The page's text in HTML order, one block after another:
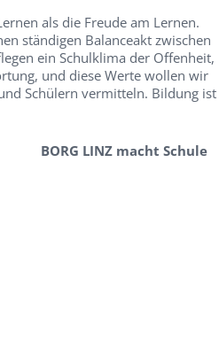
als die Freude am Lernen.
ständigen Balanceakt zwischen
ein Schulklima der Offenheit,
und diese Werte wollen wir
Schülern vermitteln. Bildung ist
BORG LINZ macht Schule